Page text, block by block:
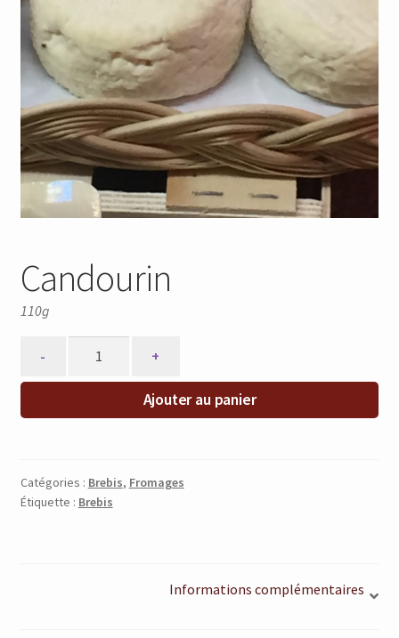
Candourin
110g
Ajouter au panier
Catégories : Brebis, Fromages
Étiquette : Brebis
Informations complémentaires